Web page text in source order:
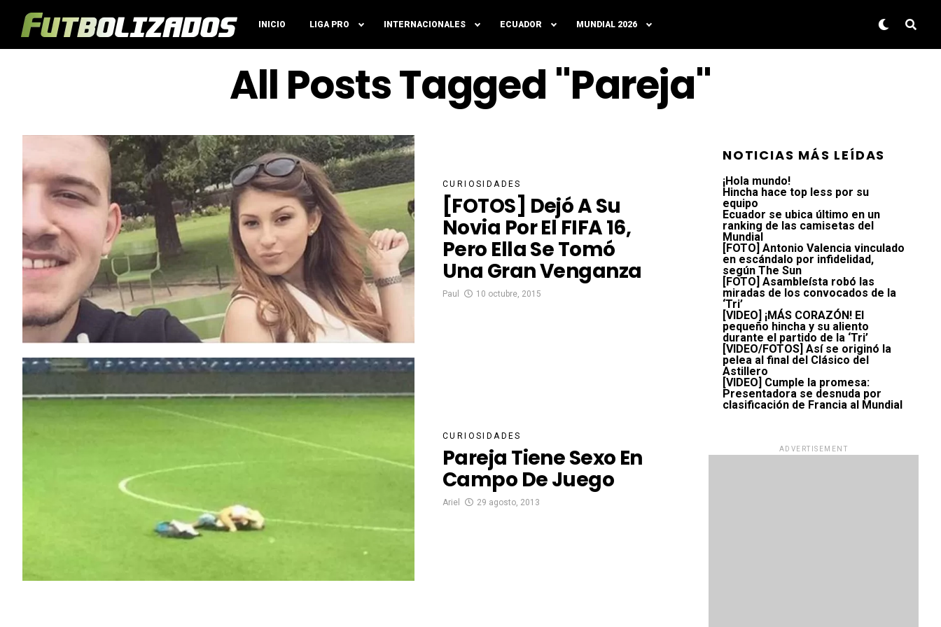
INICIO LIGA PRO INTERNACIONALES ECUADOR MUNDIAL 2026
All Posts Tagged "Pareja"
CURIOSIDADES
[FOTOS] Dejó A Su
Novia Por El FIFA 16,
Pero Ella Se Tomó
Una Gran Venganza
Paul 10 octubre, 2015
CURIOSIDADES
Pareja Tiene Sexo En
Campo De Juego
Ariel 29 agosto, 2013
NOTICIAS MÁS LEÍDAS
¡Hola mundo!
Hincha hace top less por su
equipo
Ecuador se ubica último en un
ranking de las camisetas del
Mundial
[FOTO] Antonio Valencia vinculado
en escándalo por infidelidad,
según The Sun
[FOTO] Asambleísta robó las
miradas de los convocados de la
‘Tri’
[VIDEO] ¡MÁS CORAZÓN! El
pequeño hincha y su aliento
durante el partido de la ‘Tri’
[VIDEO/FOTOS] Así se originó la
pelea al final del Clásico del
Astillero
[VIDEO] Cumple la promesa:
Presentadora se desnuda por
clasificación de Francia al Mundial
ADVERTISEMENT